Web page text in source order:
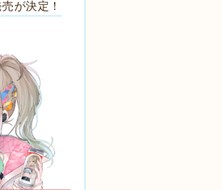
が決定！